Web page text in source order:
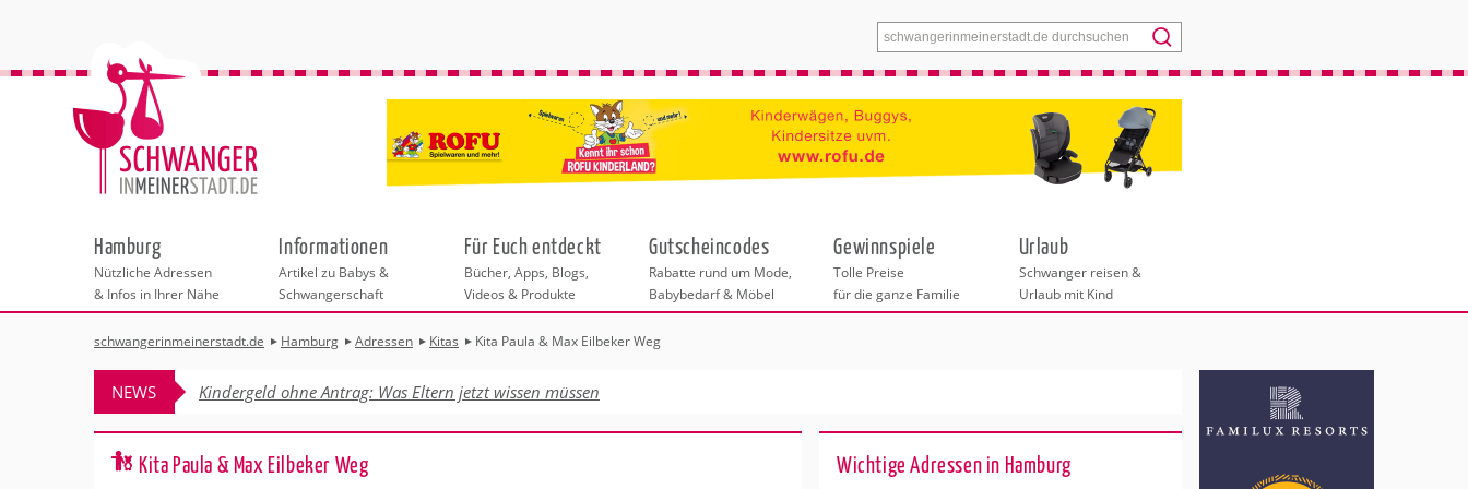
Menü
Hamburg
Nützliche Adressen
& Infos in Ihrer Nähe
Städteauswahl
Adressen
Hebammen
Geburtshäuser
Frauenärzte
Behördengänge &
Checklisten
Beratungsstellen
Kinderwunschzentren in Hamburg
Schwangerschaftskurse
Erste Hilfe & Beratung
Rückbildung
Shopping
Wellness & Gesundheit
Fotografie & Dienstleistungen
Informationen
Artikel zu Babys &
Schwangerschaft
Für Euch entdeckt
Bücher, Apps, Blogs,
Videos & Produkte
Gutscheincodes
Rabatte rund um Mode,
Babybedarf & Möbel
Gewinnspiele
Tolle Preise
für die ganze Familie
Urlaub
Schwanger reisen &
Urlaub mit Kind
schwangerinmeinerstadt.de Hamburg Adressen Kitas Kita Paula & Max Eilbeker Weg
NEWS Kindergeld ohne Antrag: Was Eltern jetzt wissen müssen
Kita Paula & Max Eilbeker Weg Wichtige Adressen in Hamburg